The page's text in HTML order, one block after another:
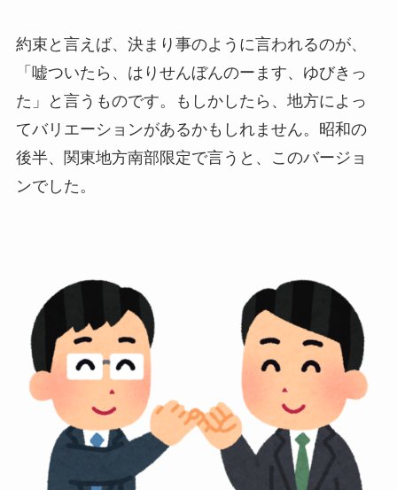
約束と言えば、決まり事のように言われるのが、
「嘘ついたら、はりせんぼんのーます、ゆびきっ
た」と言うものです。もしかしたら、地方によっ
てバリエーションがあるかもしれません。昭和の
後半、関東地方南部限定で言うと、このバージョ
ンでした。